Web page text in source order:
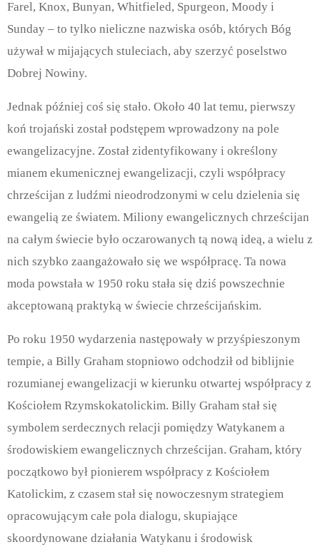
Farel, Knox, Bunyan, Whitfieled, Spurgeon, Moody i
Sunday – to tylko nieliczne nazwiska osób, których Bóg
używał w mijających stuleciach, aby szerzyć poselstwo
Dobrej Nowiny.
Jednak później coś się stało. Około 40 lat temu, pierwszy
koń trojański został podstępem wprowadzony na pole
ewangelizacyjne. Został zidentyfikowany i określony
mianem ekumenicznej ewangelizacji, czyli współpracy
chrześcijan z ludźmi nieodrodzonymi w celu dzielenia się
ewangelią ze światem. Miliony ewangelicznych chrześcijan
na całym świecie było oczarowanych tą nową ideą, a wielu z
nich szybko zaangażowało się we współpracę. Ta nowa
moda powstała w 1950 roku stała się dziś powszechnie
akceptowaną praktyką w świecie chrześcijańskim.
Po roku 1950 wydarzenia następowały w przyśpieszonym
tempie, a Billy Graham stopniowo odchodził od biblijnie
rozumianej ewangelizacji w kierunku otwartej współpracy z
Kościołem Rzymskokatolickim. Billy Graham stał się
symbolem serdecznych relacji pomiędzy Watykanem a
środowiskiem ewangelicznych chrześcijan. Graham, który
początkowo był pionierem współpracy z Kościołem
Katolickim, z czasem stał się nowoczesnym strategiem
opracowującym całe pola dialogu, skupiające
skoordynowane działania Watykanu i środowisk